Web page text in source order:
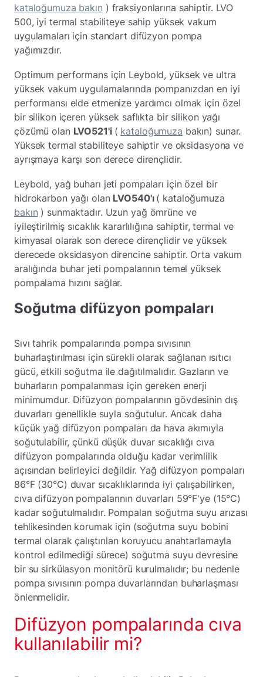
kataloğumuza bakın ) fraksiyonlarına sahiptir. LVO
500, iyi termal stabiliteye sahip yüksek vakum
uygulamaları için standart difüzyon pompa
yağımızdır.
Optimum performans için Leybold, yüksek ve ultra
yüksek vakum uygulamalarında pompanızdan en iyi
performansı elde etmenize yardımcı olmak için özel
bir silikon içeren yüksek saflıkta bir silikon yağı
çözümü olan LVO521'i ( kataloğumuza bakın) sunar.
Yüksek termal stabiliteye sahiptir ve oksidasyona ve
ayrışmaya karşı son derece dirençlidir.
Leybold, yağ buharı jeti pompaları için özel bir
hidrokarbon yağı olan LVO540'ı ( kataloğumuza
bakın ) sunmaktadır. Uzun yağ ömrüne ve
iyileştirilmiş sıcaklık kararlılığına sahiptir, termal ve
kimyasal olarak son derece dirençlidir ve yüksek
derecede oksidasyon direncine sahiptir. Orta vakum
aralığında buhar jeti pompalarının temel yüksek
pompalama hızını sağlar.
Soğutma difüzyon pompaları
Sıvı tahrik pompalarında pompa sıvısının
buharlaştırılması için sürekli olarak sağlanan ısıtıcı
gücü, etkili soğutma ile dağıtılmalıdır. Gazların ve
buharların pompalanması için gereken enerji
minimumdur. Difüzyon pompalarının gövdesinin dış
duvarları genellikle suyla soğutulur. Ancak daha
küçük yağ difüzyon pompaları da hava akımıyla
soğutulabilir, çünkü düşük duvar sıcaklığı cıva
difüzyon pompalarında olduğu kadar verimlilik
açısından belirleyici değildir. Yağ difüzyon pompaları
86°F (30°C) duvar sıcaklıklarında iyi çalışabilirken,
cıva difüzyon pompalarının duvarları 59°F'ye (15°C)
kadar soğutulmalıdır. Pompaları soğutma suyu arızası
tehlikesinden korumak için (soğutma suyu bobini
termal olarak çalıştırılan koruyucu anahtarlamayla
kontrol edilmediği sürece) soğutma suyu devresine
bir su sirkülasyon monitörü kurulmalıdır; bu nedenle
pompa sıvısının pompa duvarlarından buharlaşması
önlenmelidir.
Difüzyon pompalarında cıva
kullanılabilir mi?